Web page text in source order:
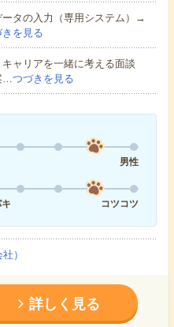
ータの入力（専用システム）→
きを見る
ャリアを一緒に考える面談
…つづきを見る
男性
コツコツ
）
詳しく見る